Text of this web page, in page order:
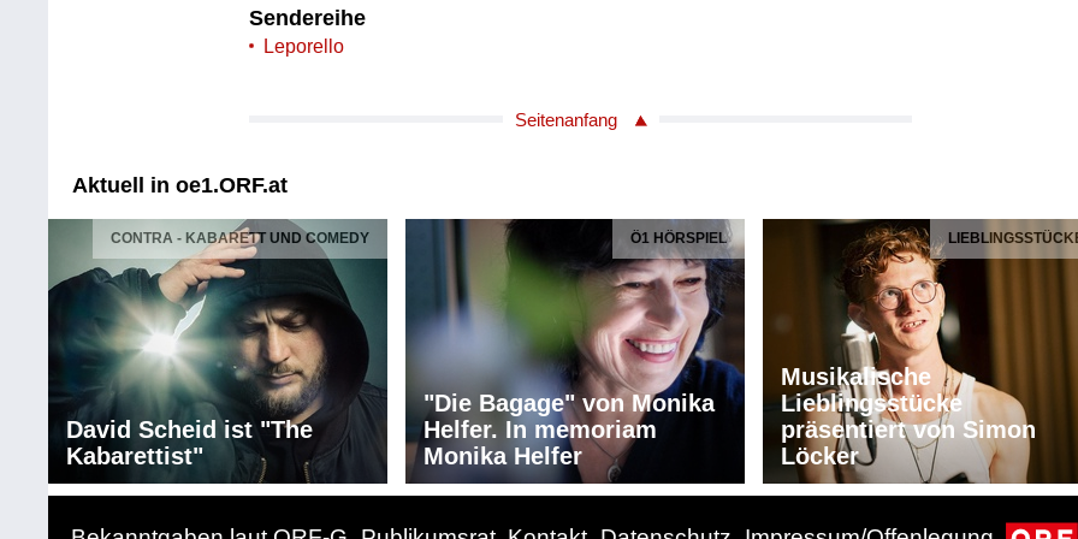
Sendereihe
Leporello
Seitenanfang
Aktuell in oe1.ORF.at
CONTRA - KABARETT UND COMEDY
David Scheid ist "The
Kabarettist"
Ö1 HÖRSPIEL
"Die Bagage" von Monika
Helfer. In memoriam
Monika Helfer
Musikalische
Lieblingsstücke
präsentiert von Simon
Löcker